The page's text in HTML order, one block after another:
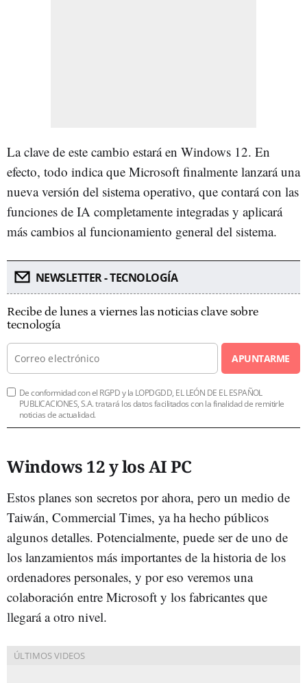
La clave de este cambio estará en Windows 12. En
efecto, todo indica que Microsoft finalmente lanzará una
nueva versión del sistema operativo, que contará con las
funciones de IA completamente integradas y aplicará
más cambios al funcionamiento general del sistema.
NEWSLETTER - TECNOLOGÍA
Recibe de lunes a viernes las noticias clave sobre
tecnología
APUNTARME
De conformidad con el RGPD y la LOPDGDD, EL LEÓN DE EL ESPAÑOL
PUBLICACIONES, S.A. tratará los datos facilitados con la finalidad de remitirle
noticias de actualidad.
Windows 12 y los AI PC
Estos planes son secretos por ahora, pero un medio de
Taiwán, Commercial Times, ya ha hecho públicos
algunos detalles. Potencialmente, puede ser de uno de
los lanzamientos más importantes de la historia de los
ordenadores personales, y por eso veremos una
colaboración entre Microsoft y los fabricantes que
llegará a otro nivel.